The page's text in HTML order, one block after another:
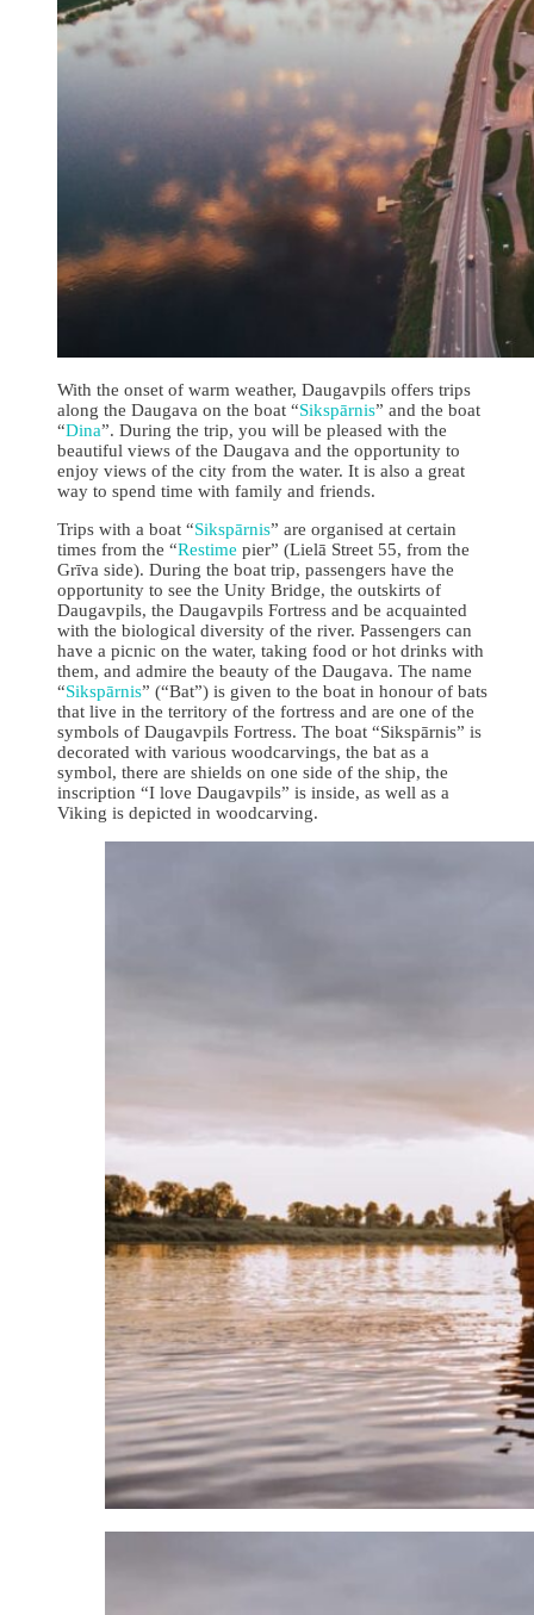
With the onset of warm weather, Daugavpils offers trips
along the Daugava on the boat “Sikspārnis” and the boat
“Dina”. During the trip, you will be pleased with the
beautiful views of the Daugava and the opportunity to
enjoy views of the city from the water. It is also a great
way to spend time with family and friends.
Trips with a boat “Sikspārnis” are organised at certain
times from the “Restime pier” (Lielā Street 55, from the
Grīva side). During the boat trip, passengers have the
opportunity to see the Unity Bridge, the outskirts of
Daugavpils, the Daugavpils Fortress and be acquainted
with the biological diversity of the river. Passengers can
have a picnic on the water, taking food or hot drinks with
them, and admire the beauty of the Daugava. The name
“Sikspārnis” (“Bat”) is given to the boat in honour of bats
that live in the territory of the fortress and are one of the
symbols of Daugavpils Fortress. The boat “Sikspārnis” is
decorated with various woodcarvings, the bat as a
symbol, there are shields on one side of the ship, the
inscription “I love Daugavpils” is inside, as well as a
Viking is depicted in woodcarving.